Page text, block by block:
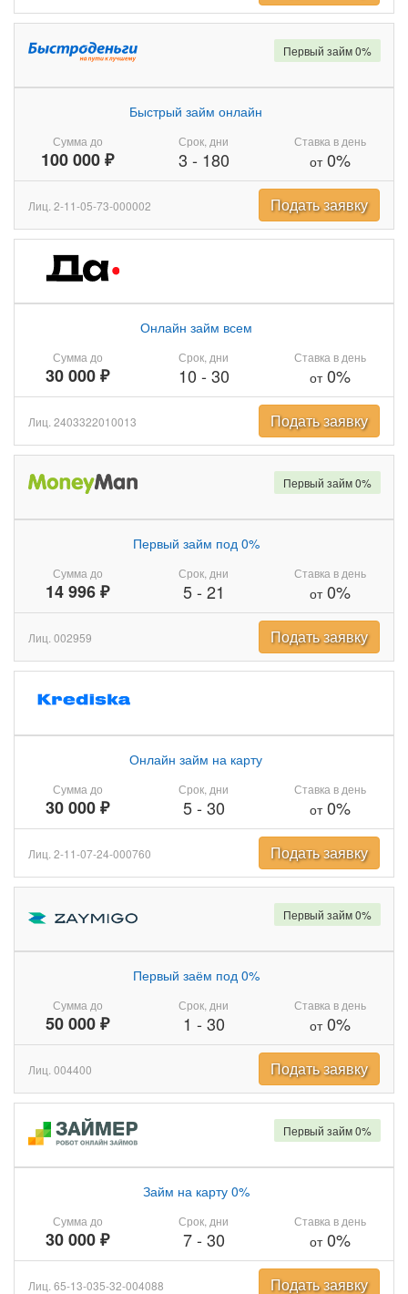
Сумма до
100 000 ₽
Быстрый займ онлайн
Срок, дни
3 - 180
Ставка в день
от0%
Первый займ 0%
Лиц. 2-11-05-73-000002 Подать заявку
Сумма до
30 000 ₽
Онлайн займ всем
Срок, дни
10 - 30
Ставка в день
от0%
Лиц. 2403322010013 Подать заявку
Сумма до
14 996 ₽
Первый займ под 0%
Срок, дни
5- 21
Ставка в день
от0%
Первый займ 0%
Лиц. 002959 Подать заявку
Сумма до
30 000 ₽
Онлайн займ на карту
Срок, дни
5- 30
Ставка в день
от0%
Лиц. 2-11-07-24-000760 Подать заявку
Сумма до
50 000 ₽
Первый заём под 0%
Срок, дни
1 - 30
Ставка в день
от0%
Первый займ 0%
Лиц. 004400 Подать заявку
Сумма до
30 000 ₽
Займ на карту 0%
Срок, дни
7- 30
Ставка в день
от0%
Первый займ 0%
Лиц. 65-13-035-32-004088 Подать заявку